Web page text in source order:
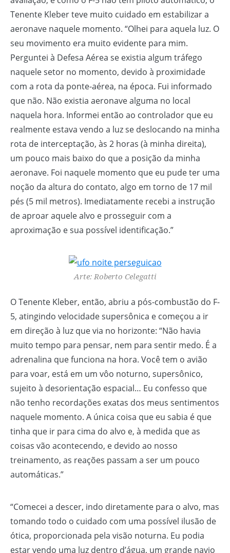
Tenente Kleber teve muito cuidado em estabilizar a
aeronave naquele momento. “Olhei para aquela luz. O
seu movimento era muito evidente para mim.
Perguntei à Defesa Aérea se existia algum tráfego
naquele setor no momento, devido à proximidade
com a rota da ponte-aérea, na época. Fui informado
que não. Não existia aeronave alguma no local
naquela hora. Informei então ao controlador que eu
realmente estava vendo a luz se deslocando na minha
rota de interceptação, às 2 horas (à minha direita),
um pouco mais baixo do que a posição da minha
aeronave. Foi naquele momento que eu pude ter uma
noção da altura do contato, algo em torno de 17 mil
pés (5 mil metros). Imediatamente recebi a instrução
de aproar aquele alvo e prosseguir com a
aproximação e sua possível identificação.”
Arte: Roberto Celegatti
O Tenente Kleber, então, abriu a pós-combustão do F-
5, atingindo velocidade supersônica e começou a ir
em direção à luz que via no horizonte: “Não havia
muito tempo para pensar, nem para sentir medo. É a
adrenalina que funciona na hora. Você tem o avião
para voar, está em um vôo noturno, supersônico,
sujeito à desorientação espacial… Eu confesso que
não tenho recordações exatas dos meus sentimentos
naquele momento. A única coisa que eu sabia é que
tinha que ir para cima do alvo e, à medida que as
coisas vão acontecendo, e devido ao nosso
treinamento, as reações passam a ser um pouco
automáticas.”
“Comecei a descer, indo diretamente para o alvo, mas
tomando todo o cuidado com uma possível ilusão de
ótica, proporcionada pela visão noturna. Eu podia
estar vendo uma luz dentro d’água, um grande navio